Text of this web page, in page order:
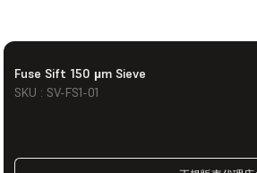
Fuse Sift 150 µm Sieve
SKU : SV-FS1-01